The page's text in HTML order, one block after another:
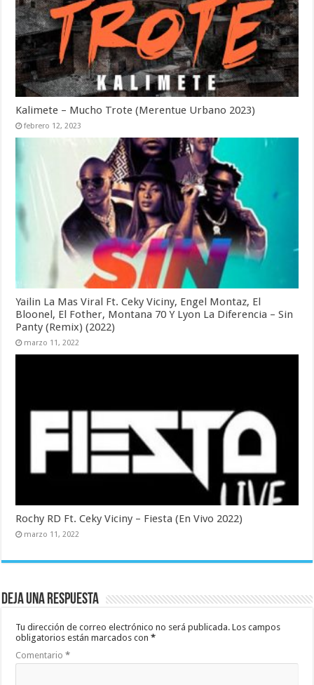
Kalimete – Mucho Trote (Merentue Urbano 2023)
febrero 12, 2023
Yailin La Mas Viral Ft. Ceky Viciny, Engel Montaz, El
Bloonel, El Fother, Montana 70 Y Lyon La Diferencia – Sin
Panty (Remix) (2022)
marzo 11, 2022
Rochy RD Ft. Ceky Viciny – Fiesta (En Vivo 2022)
marzo 11, 2022
Deja una respuesta
Tu dirección de correo electrónico no será publicada. Los campos
obligatorios están marcados con*
Comentario*